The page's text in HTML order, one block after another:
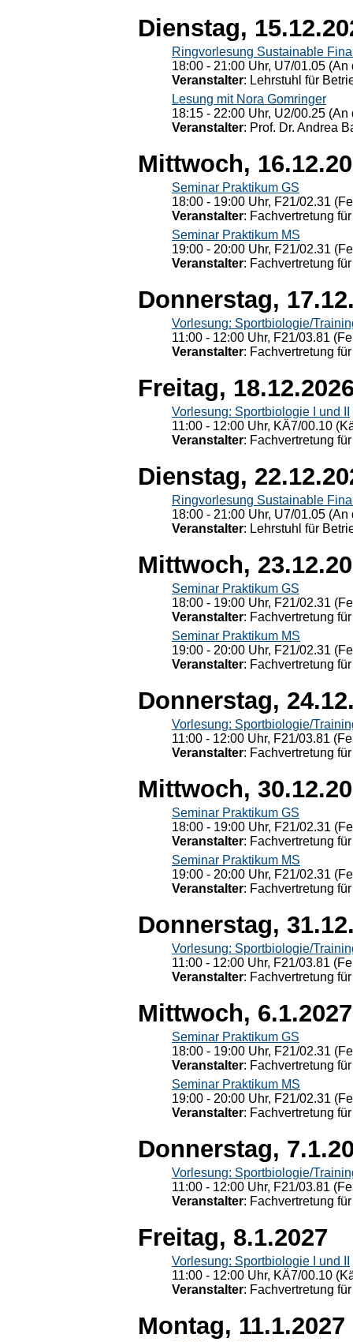
Dienstag,
Ringvorlesung Sustainable
18:00 - 21:00 Uhr, U7/01.05
Veranstalter: Lehrstuhl für
Lesung mit Nora Gomringer
18:15 - 22:00 Uhr, U2/00.25
Veranstalter: Prof. Dr. Andrea
Mittwoch,
Seminar Praktikum GS
18:00 - 19:00 Uhr, F21/02.31
Veranstalter: Fachvertretung
Seminar Praktikum MS
19:00 - 20:00 Uhr, F21/02.31
Veranstalter: Fachvertretung
Donnerstag,
Vorlesung: Sportbiologie/
11:00 - 12:00 Uhr, F21/03.81
Veranstalter: Fachvertretung
Freitag,
Vorlesung: Sportbiologie I und II
11:00 - 12:00 Uhr, KÄ7/00.10
Veranstalter: Fachvertretung
Dienstag,
Ringvorlesung Sustainable
18:00 - 21:00 Uhr, U7/01.05
Veranstalter: Lehrstuhl für
Mittwoch,
Seminar Praktikum GS
18:00 - 19:00 Uhr, F21/02.31
Veranstalter: Fachvertretung
Seminar Praktikum MS
19:00 - 20:00 Uhr, F21/02.31
Veranstalter: Fachvertretung
Donnerstag,
Vorlesung: Sportbiologie/
11:00 - 12:00 Uhr, F21/03.81
Veranstalter: Fachvertretung
Mittwoch,
Seminar Praktikum GS
18:00 - 19:00 Uhr, F21/02.31
Veranstalter: Fachvertretung
Seminar Praktikum MS
19:00 - 20:00 Uhr, F21/02.31
Veranstalter: Fachvertretung
Donnerstag,
Vorlesung: Sportbiologie/
11:00 - 12:00 Uhr, F21/03.81
Veranstalter: Fachvertretung
Mittwoch, 6.1.2027
Seminar Praktikum GS
18:00 - 19:00 Uhr, F21/02.31
Veranstalter: Fachvertretung
Seminar Praktikum MS
19:00 - 20:00 Uhr, F21/02.31
Veranstalter: Fachvertretung
Donnerstag,
Vorlesung: Sportbiologie/
11:00 - 12:00 Uhr, F21/03.81
Veranstalter: Fachvertretung
Freitag, 8.1.2027
Vorlesung: Sportbiologie I und II
11:00 - 12:00 Uhr, KÄ7/00.10
Veranstalter: Fachvertretung
Montag, 11.1.2027